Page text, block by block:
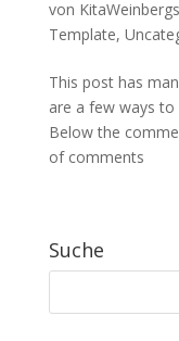
von
Template,
This post has
are a few ways
Below the
of comments
Suche